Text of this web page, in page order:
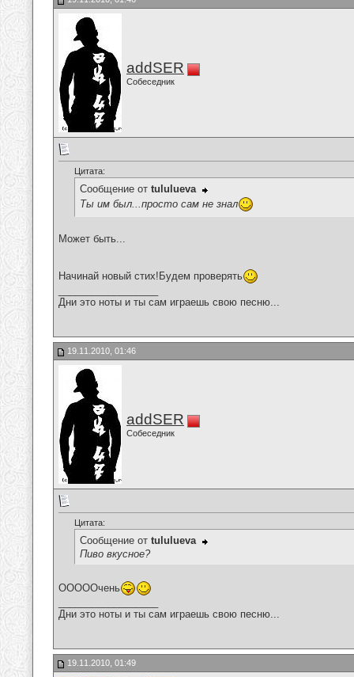
addSER
Собеседник
Цитата:
Сообщение от tululueva
Ты им был...просто сам не знал
Может быть...
Начинай новый стих!Будем проверять
Дни это ноты и ты сам играешь свою песню...
19.11.2010, 01:46
addSER
Собеседник
Цитата:
Сообщение от tululueva
Пиво вкусное?
ОООООчень
Дни это ноты и ты сам играешь свою песню...
19.11.2010, 01:49